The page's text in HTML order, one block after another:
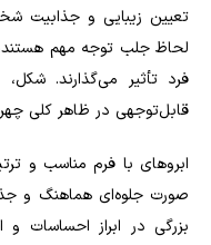
تعیین زیبایی و جذابیت
لحاظ جلب توجه مهم
فرد تأثیر می‌گذارند. شکل،
قابل‌توجهی در ظاهر کلی
ابروهای با فرم مناسب و
صورت جلوه‌ای هماهنگ و
بزرگی در ابراز احساسات و